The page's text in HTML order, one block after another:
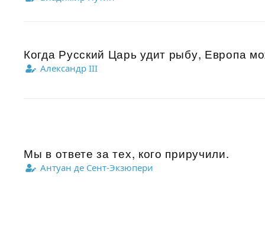
Когда Русский Царь удит рыбу, Европа
Александр III
Мы в ответе за тех, кого приручили.
Антуан де Сент-Экзюпери